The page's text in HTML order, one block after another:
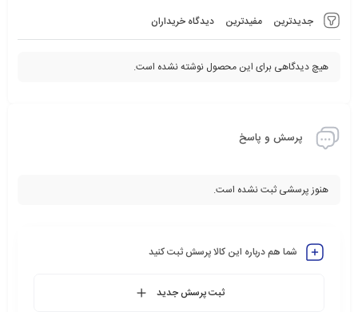
جدیدترین مفیدترین دیدگاه خریداران
هیچ دیدگاهی برای این محصول نوشته نشده است.
پرسش و پاسخ
هنوز پرسشی ثبت نشده است.
شما هم درباره این کالا پرسش ثبت کنید
ثبت پرسش جدید